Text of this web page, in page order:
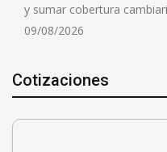
y sumar cobertura
09/08/2026
Cotizaciones